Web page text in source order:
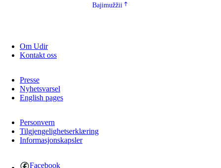
Bajimužžii
Om Udir
Kontakt oss
Presse
Nyhetsvarsel
English pages
Personvern
Tilgjengelighetserklæring
Informasjonskapsler
Facebook